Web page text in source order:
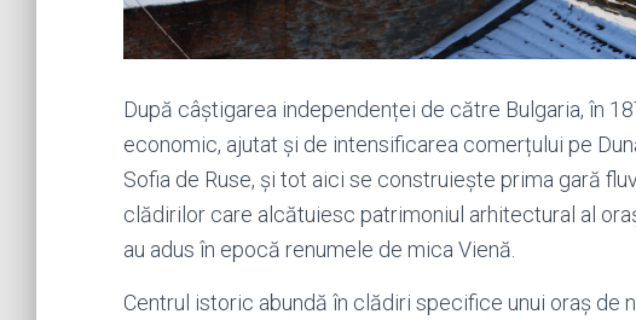
După câștigarea independenței de către Bulgaria, în
economic, ajutat și de intensificarea comerțului pe
Sofia de Ruse, și tot aici se construiește prima gară
clădirilor care alcătuiesc patrimoniul arhitectural al
au adus în epocă renumele de mica Vienă.
Centrul istoric abundă în clădiri specifice unui oraș de